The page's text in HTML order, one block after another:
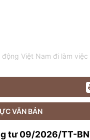
Việt Nam đi làm
VĂN BẢN
tư 09/2026/TT-